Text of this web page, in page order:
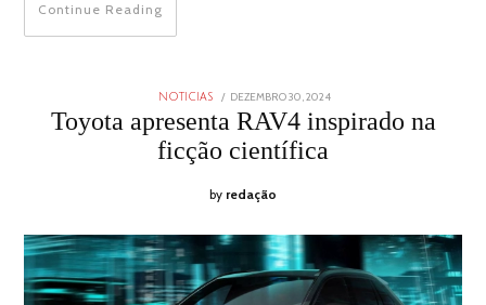
Continue Reading
NOTICIAS
POSTED
ON
DEZEMBRO 30, 2024DEZEMBRO
2024
Toyota apresenta RAV4 inspirado na
ficção científica
by redação